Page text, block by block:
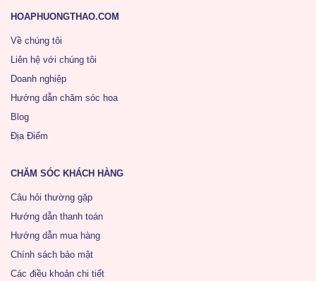
HOAPHUONGTHAO.COM
Về chúng tôi
Liên hệ với chúng tôi
Doanh nghiệp
Hướng dẫn chăm sóc hoa
Blog
Địa Điểm
CHĂM SÓC KHÁCH HÀNG
Câu hỏi thường gặp
Hướng dẫn thanh toán
Hướng dẫn mua hàng
Chính sách bảo mật
Các điều khoản chi tiết